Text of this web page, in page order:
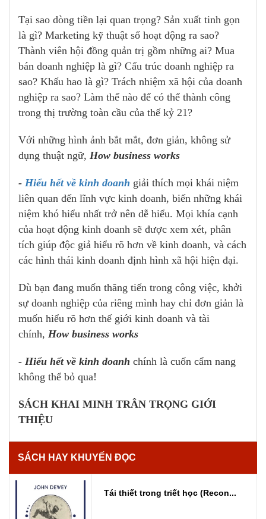
Tại sao dòng tiền lại quan trọng? Sản xuất tinh gọn
là gì? Marketing kỹ thuật số hoạt động ra sao?
Thành viên hội đồng quản trị gồm những ai? Mua
bán doanh nghiệp là gì? Cấu trúc doanh nghiệp ra
sao? Khấu hao là gì? Trách nhiệm xã hội của doanh
nghiệp ra sao? Làm thế nào để có thể thành công
trong thị trường toàn cầu của thế kỷ 21?
Với những hình ảnh bắt mắt, đơn giản, không sử
dụng thuật ngữ, How business works
- Hiểu hết về kinh doanh giải thích mọi khái niệm
liên quan đến lĩnh vực kinh doanh, biến những khái
niệm khó hiểu nhất trở nên dễ hiểu. Mọi khía cạnh
của hoạt động kinh doanh sẽ được xem xét, phân
tích giúp độc giả hiểu rõ hơn về kinh doanh, và cách
các hình thái kinh doanh định hình xã hội hiện đại.
Dù bạn đang muốn thăng tiến trong công việc, khởi
sự doanh nghiệp của riêng mình hay chỉ đơn giản là
muốn hiểu rõ hơn thế giới kinh doanh và tài
chính, How business works
- Hiểu hết về kinh doanh chính là cuốn cẩm nang
không thể bỏ qua!
SÁCH KHAI MINH TRÂN TRỌNG GIỚI
THIỆU
SÁCH HAY KHUYẾN ĐỌC
Tái thiết trong triết học (Recon...